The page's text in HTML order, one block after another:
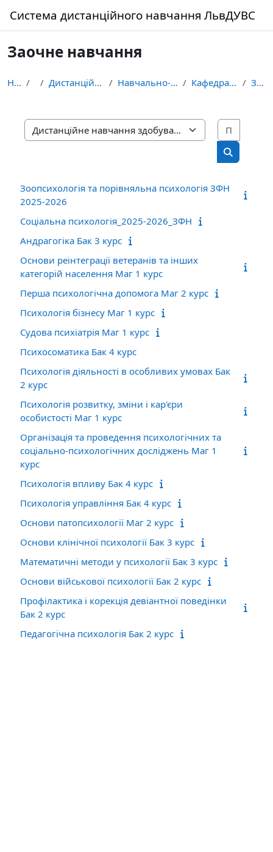
Система дистанційного навчання ЛьвДУВС
Заочне навчання
На головну Курси Дистанційне навчання здобувачів освіти ЛьвДУВС Навчально-науковий інститут управління, психології... Кафедра загальної та соціальної психології Заочне навчання
Категорії курсів
Пошук
Зоопсихологія та порівняльна психологія ЗФН
2025-2026
Соціальна психологія_2025-2026_ЗФН
Андрагогіка Бак 3 курс
Основи реінтеграції ветеранів та інших
категорій населення Маг 1 курс
Перша психологічна допомога Маг 2 курс
Психологія бізнесу Маг 1 курс
Судова психіатрія Маг 1 курс
Психосоматика Бак 4 курс
Психологія діяльності в особливих умовах Бак
2 курс
Психологія розвитку, зміни і кар'єри
особистості Маг 1 курс
Організація та проведення психологічних та
соціально-психологічних досліджень Маг 1
курс
Психологія впливу Бак 4 курс
Психологія управління Бак 4 курс
Основи патопсихології Маг 2 курс
Основи клінічної психології Бак 3 курс
Математичні методи у психології Бак 3 курс
Основи військової психології Бак 2 курс
Профілактика і корекція девіантної поведінки
Бак 2 курс
Педагогічна психологія Бак 2 курс